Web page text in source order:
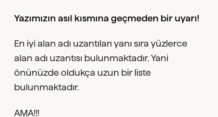
Yazımızın asıl kısmına geçmeden bir uyarı!
En iyi alan adı uzantıları yanı sıra yüzlerce
alan adı uzantısı bulunmaktadır. Yani
önünüzde oldukça uzun bir liste
bulunmaktadır.
AMA!!!